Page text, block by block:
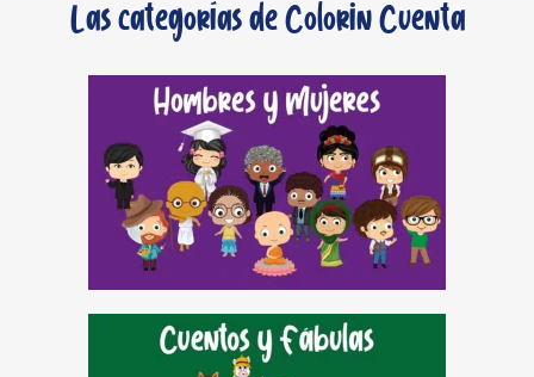
Las categorías de Colorin Cuenta